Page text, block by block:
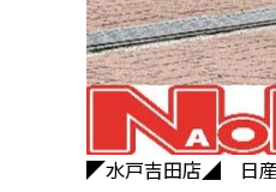
◤水戸吉田店◢ 日